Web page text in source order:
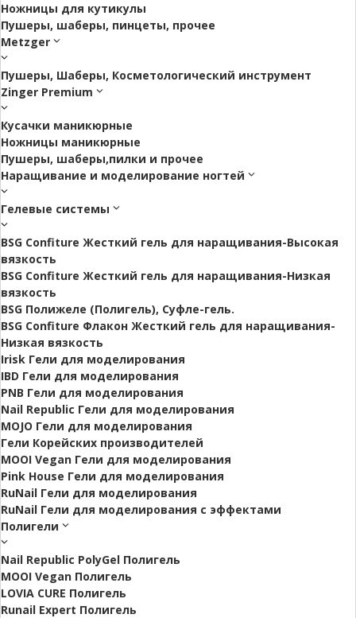
Ножницы для кутикулы
Пушеры, шаберы, пинцеты, прочее
Metzger
Пушеры, Шаберы, Косметологический инструмент
Zinger Premium
Кусачки маникюрные
Ножницы маникюрные
Пушеры, шаберы,пилки и прочее
Наращивание и моделирование ногтей
Гелевые системы
BSG Confiture Жесткий гель для наращивания-Высокая
вязкость
BSG Confiture Жесткий гель для наращивания-Низкая
вязкость
BSG Полижеле (Полигель), Суфле-гель.
BSG Confiture Флакон Жесткий гель для наращивания-
Низкая вязкость
Irisk Гели для моделирования
IBD Гели для моделирования
PNB Гели для моделирования
Nail Republic Гели для моделирования
MOJO Гели для моделирования
Гели Корейских производителей
MOOI Vegan Гели для моделирования
Pink House Гели для моделирования
RuNail Гели для моделирования
RuNail Гели для моделирования с эффектами
Полигели
Nail Republic PolyGel Полигель
MOOI Vegan Полигель
LOVIA CURE Полигель
Runail Expert Полигель